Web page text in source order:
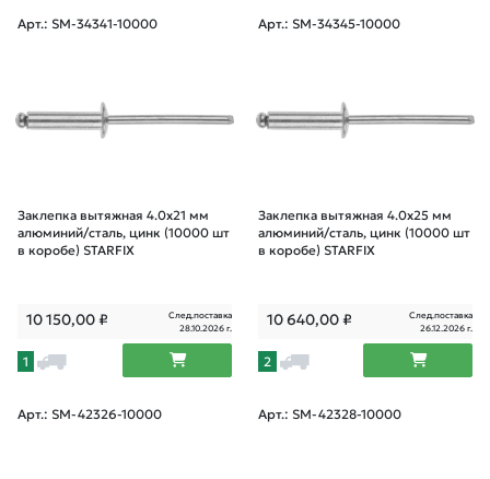
Арт.: SM-34341-10000
Заклепка вытяжная 4.0х21 мм
алюминий/сталь, цинк (10000 шт
в коробе) STARFIX
10 150,00₽
След.поставка
28.10.2026 г.
1
Арт.: SM-34345-10000
Заклепка вытяжная 4.0х25 мм
алюминий/сталь, цинк (10000 шт
в коробе) STARFIX
10 640,00₽
След.поставка
26.12.2026 г.
2
Арт.: SM-42326-10000 Арт.: SM-42328-10000